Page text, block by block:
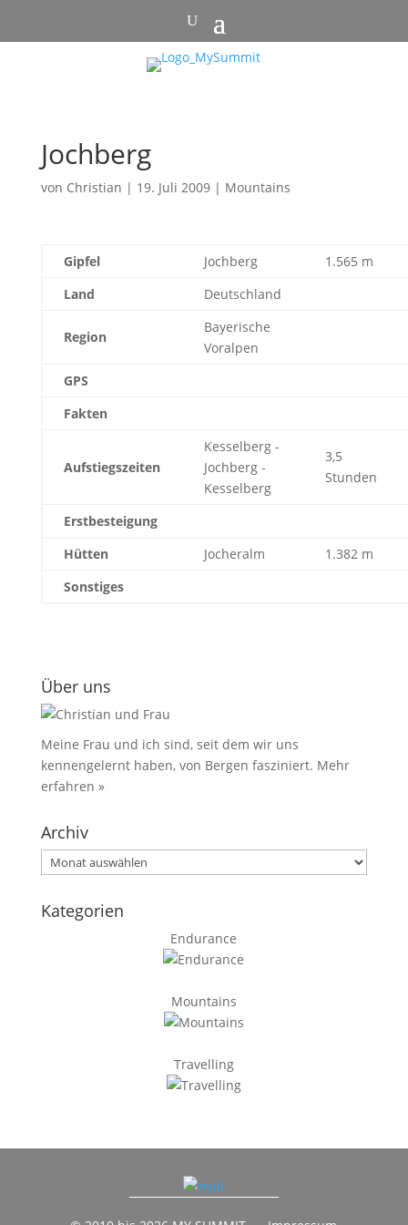
Jochberg
von Christian | 19. Juli 2009| Mountains
Gipfel Jochberg
1.565 m
Land
Deutschland
Region
Bayerische
Voralpen
GPS
Fakten
Aufstiegszeiten
Kesselberg -
Jochberg -
Kesselberg
3,5
Stunden
Erstbesteigung
Hütten
Jocheralm
1.382 m
Sonstiges
Über uns
Meine Frau und ich sind, seit dem wir uns
kennengelernt haben, von Bergen fasziniert. Mehr
erfahren »
Archiv
Archiv
Kategorien
Endurance
Mountains
Travelling